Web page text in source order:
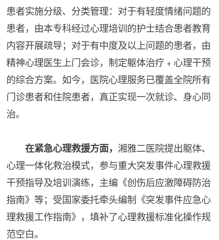
患者实施分级、分类管理：对于有轻度情绪问题的
患者，由本专科经过心理培训的护士结合患者教育
内容开展疏导；对于有中度及以上问题的患者，由
精神心理医生上门会诊，制定躯体治疗﹢心理干预
的综合方案。如今，医院心理服务已覆盖全院所有
门诊患者和住院患者，真正实现一次就诊、身心同
治。
在紧急心理救援方面， 湘雅二医院提出躯体、
心理一体化救治模式，参与重大突发事件心理救援
干预指导及培训演练，主编《创伤后应激障碍防治
指南》等；受国家委托牵头编制《突发事件应急心
理救援工作指南》，填补了心理救援标准化操作规
范空白。